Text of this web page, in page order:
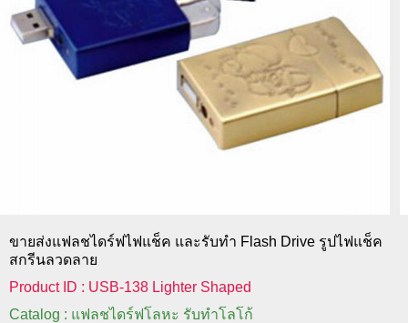
ขายส่งแฟลชไดร์ฟไฟแช็ค และรับทำ Flash Drive รูปไฟแช็ค
สกรีนลวดลาย
Product ID : USB-138 Lighter Shaped
Catalog : แฟลชไดร์ฟโลหะ รับทำโลโก้